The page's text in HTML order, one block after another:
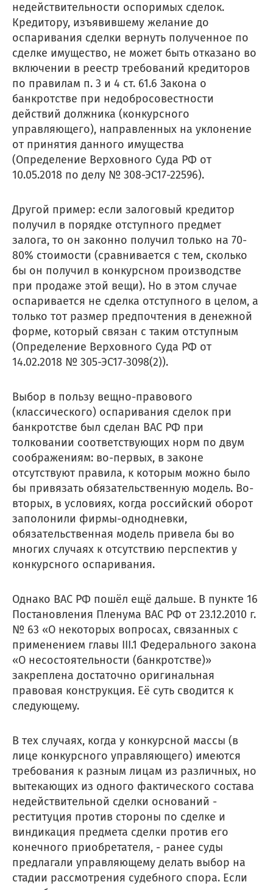
недействительности оспоримых сделок.
Кредитору, изъявившему желание до
оспаривания сделки вернуть полученное по
сделке имущество, не может быть отказано во
включении в реестр требований кредиторов
по правилам п. 3 и 4 ст. 61.6 Закона о
банкротстве при недобросовестности
действий должника (конкурсного
управляющего), направленных на уклонение
от принятия данного имущества
(Определение Верховного Суда РФ от
10.05.2018 по делу № 308-ЭС17-22596).
Другой пример: если залоговый кредитор
получил в порядке отступного предмет
залога, то он законно получил только на 70-
80% стоимости (сравнивается с тем, сколько
бы он получил в конкурсном производстве
при продаже этой вещи). Но в этом случае
оспаривается не сделка отступного в целом, а
только тот размер предпочтения в денежной
форме, который связан с таким отступным
(Определение Верховного Суда РФ от
14.02.2018 № 305-ЭС17-3098(2)).
Выбор в пользу вещно-правового
(классического) оспаривания сделок при
банкротстве был сделан ВАС РФ при
толковании соответствующих норм по двум
соображениям: во-первых, в законе
отсутствуют правила, к которым можно было
бы привязать обязательственную модель. Во-
вторых, в условиях, когда российский оборот
заполонили фирмы-однодневки,
обязательственная модель привела бы во
многих случаях к отсутствию перспектив у
конкурсного оспаривания.
Однако ВАС РФ пошёл ещё дальше. В пункте 16
Постановления Пленума ВАС РФ от 23.12.2010 г.
№ 63 «О некоторых вопросах, связанных с
применением главы III.1 Федерального закона
«О несостоятельности (банкротстве)»
закреплена достаточно оригинальная
правовая конструкция. Её суть сводится к
следующему.
В тех случаях, когда у конкурсной массы (в
лице конкурсного управляющего) имеются
требования к разным лицам из различных, но
вытекающих из одного фактического состава
недействительной сделки оснований -
реституция против стороны по сделке и
виндикация предмета сделки против его
конечного приобретателя, - ранее суды
предлагали управляющему делать выбор на
стадии рассмотрения судебного спора. Если